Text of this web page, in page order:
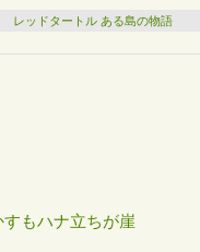
レッドタートル ある島の物語
もハナ立ちが崖